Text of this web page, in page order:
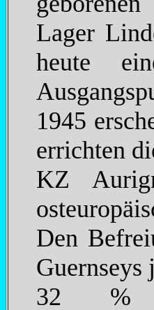
Lager
heute
1945
errichten
KZ
Den
Guernseys
32 %